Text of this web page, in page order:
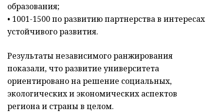
образования;
• 1001-1500 по развитию партнерства в интересах
устойчивого развития.
Результаты независимого ранжирования
показали, что развитие университета
ориентировано на решение социальных,
экологических и экономических аспектов
региона и страны в целом.